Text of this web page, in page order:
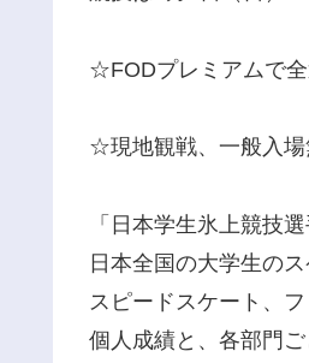
☆FODプレミアムで
☆現地観戦、一般入場
「日本学生氷上競技
日本全国の大学生の
スピードスケート、
個人成績と、各部門